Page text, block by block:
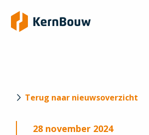
28 november 2024
Terug naar nieuwsoverzicht